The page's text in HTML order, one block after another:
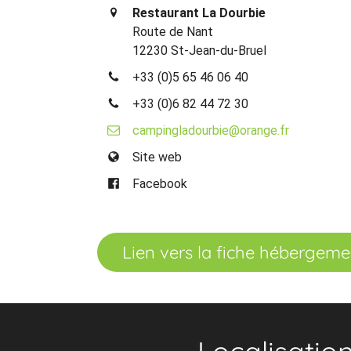
Restaurant La Dourbie
Route de Nant
12230 St-Jean-du-Bruel
+33 (0)5 65 46 06 40
+33 (0)6 82 44 72 30
campingladourbie@orange.fr
Site web
Facebook
Lien vers la fiche